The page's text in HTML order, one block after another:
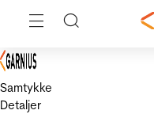
Samtykke
Detaljer